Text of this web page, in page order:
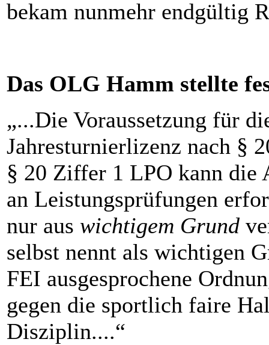
bekam nunmehr endgültig
Das OLG Hamm stellte
„...Die Voraussetzung für
Jahresturnierlizenz nach §
§ 20 Ziffer 1 LPO kann die
an Leistungsprüfungen
nur aus wichtigem Grund
selbst nennt als wichtigen
FEI ausgesprochene
gegen die sportlich faire
Disziplin....“